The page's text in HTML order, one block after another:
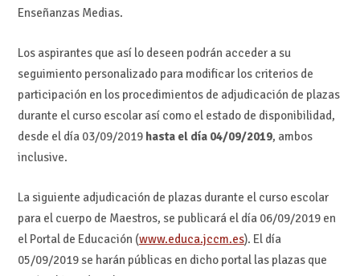
Enseñanzas Medias.
Los aspirantes que así lo deseen podrán acceder a su
seguimiento personalizado para modificar los criterios de
participación en los procedimientos de adjudicación de plazas
durante el curso escolar así como el estado de disponibilidad,
desde el día 03/09/2019hasta el día 04/09/2019, ambos
inclusive.
La siguiente adjudicación de plazas durante el curso escolar
para el cuerpo de Maestros, se publicará el día 06/09/2019 en
el Portal de Educación (www.educa.jccm.es). El día
05/09/2019 se harán públicas en dicho portal las plazas que